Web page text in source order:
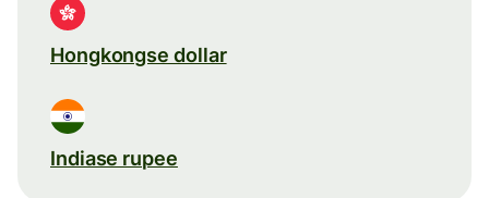
Hongkongse dollar
Indiase rupee